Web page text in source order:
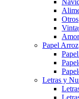
Otros
Amor
Papel Arroz
Letras y